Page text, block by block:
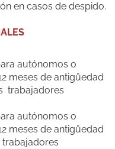
en casos de despido.
autónomos o
meses de antigüedad
trabajadores
autónomos o
meses de antigüedad